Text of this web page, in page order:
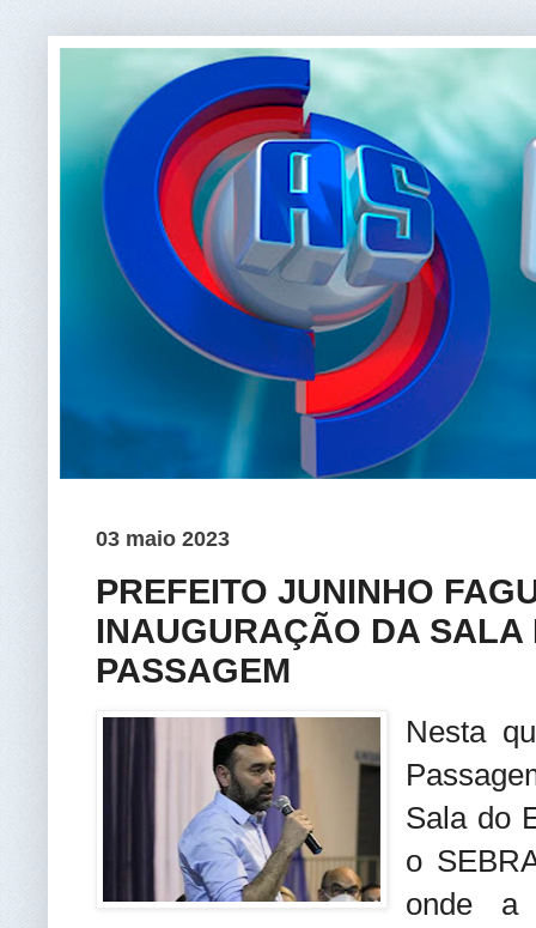
03 maio 2023
PREFEITO JUNINHO
INAUGURAÇÃO DA SALA
PASSAGEM
Nesta
Sala do
o
onde a